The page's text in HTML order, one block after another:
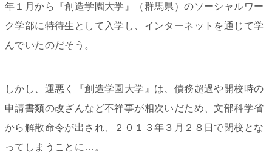
年１月から『創造学園大学』（群馬県）のソーシャルワー
ク学部に特待生として入学し、インターネットを通じて学
んでいたのだそう。
しかし、運悪く『創造学園大学』は、債務超過や開校時の
申請書類の改ざんなど不祥事が相次いだため、文部科学省
から解散命令が出され、２０１３年３月２８日で閉校とな
ってしまうことに…。